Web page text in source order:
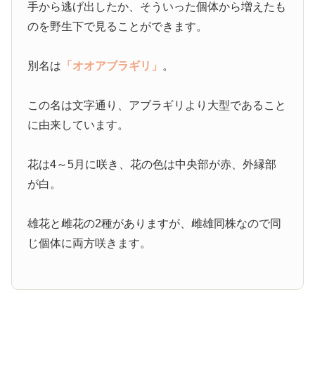
手から逃げ出したか、そういった個体から増えたも
のを野生下で見ることができます。
別名は 「オオアブラギリ」 。
この名は文字通り、アブラギリより大型であること
に由来しています。
花は4～5月に咲き、花の色は中央部が赤、外縁部
が白。
雄花と雌花の2種がありますが、雌雄同株なので同
じ個体に両方咲きます。